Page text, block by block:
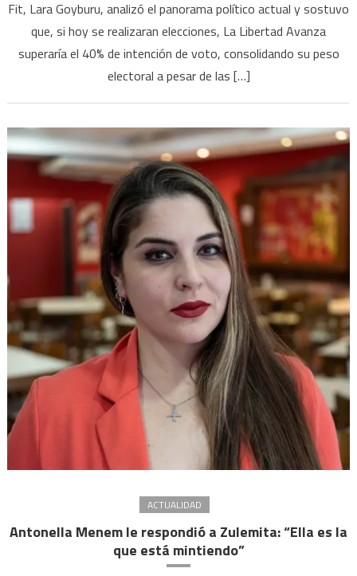
las
del
40%
a
un
La
Fit, Lara Goyburu, analizó el panorama político actual y sostuvo
que, si hoy se realizaran elecciones, La Libertad Avanza
superaría el 40% de intención de voto, consolidando su peso
electoral a pesar de las […]
ACTUALIDAD
Antonella Menem le respondió a Zulemita: “Ella es la
que está mintiendo”